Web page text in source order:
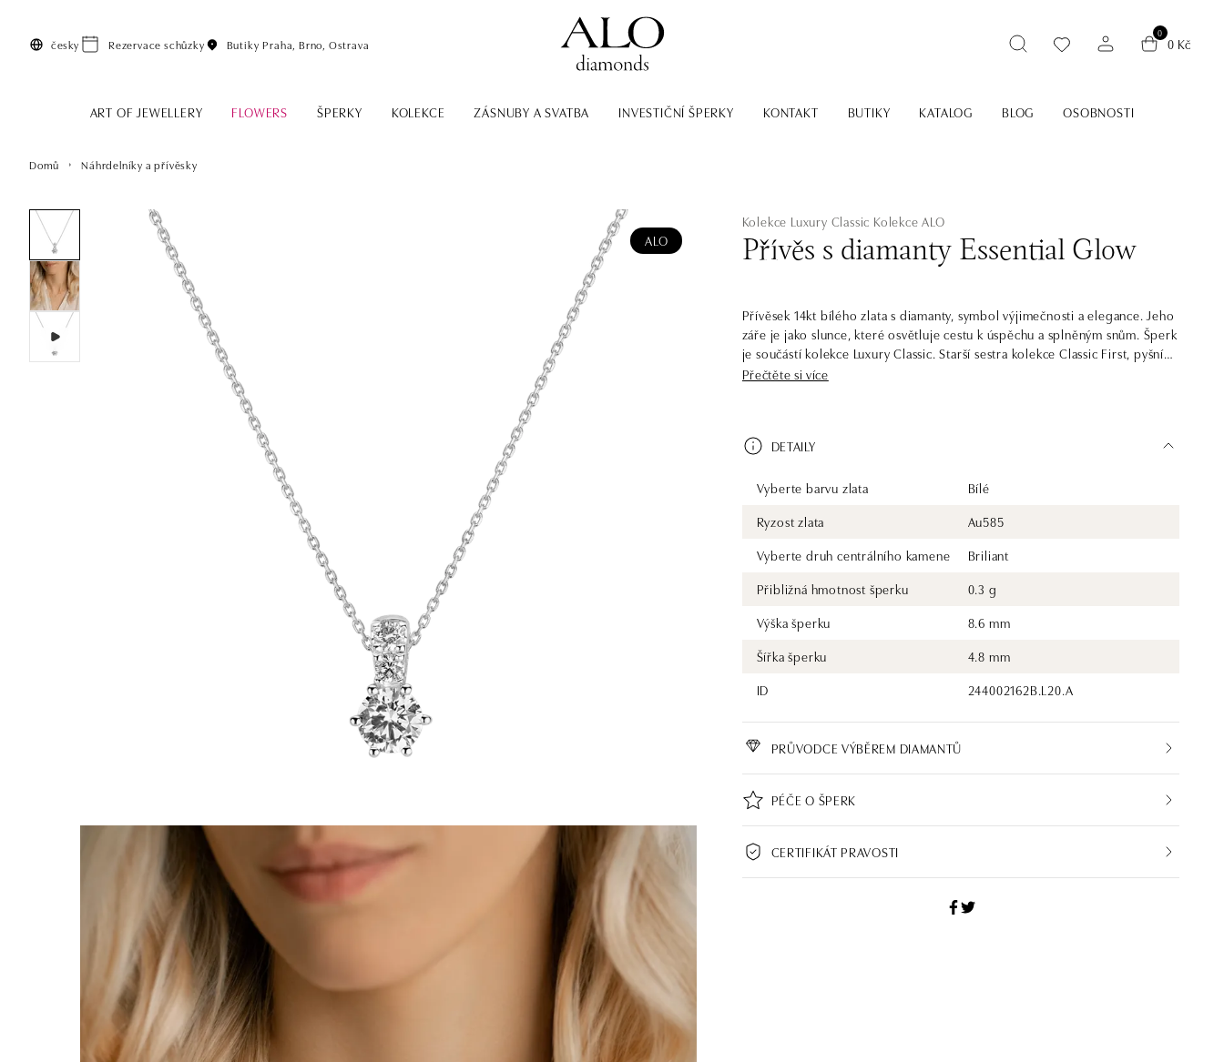
česky Rezervace schůzky Butiky Praha, Brno, Ostrava
0
0 Kč
ART OF JEWELLERY FLOWERS ŠPERKY KOLEKCE ZÁSNUBY A SVATBA INVESTIČNÍ ŠPERKY KONTAKT BUTIKY KATALOG BLOG OSOBNOSTI
Domů Náhrdelníky a přívěsky
ALO
Kolekce Luxury Classic Kolekce ALO
Přívěs s diamanty Essential Glow
Přívěsek 14kt bílého zlata s diamanty, symbol výjimečnosti a elegance. Jeho
záře je jako slunce, které osvětluje cestu k úspěchu a splněným snům. Šperk
je součástí kolekce Luxury Classic. Starší sestra kolekce Classic First, pyšnící
se ještě oslnivějším třpytem. Luxury Classic dává hlavní slovo centrálním
každý. Společnost ALO diamonds vyrábí v Čechách šperky z diamantů a
opatřen certifikátem pravosti a dodán v luxusním balení. Ať už vybíráte
pouze šperk, ale také chytrou investici. Přívěsek je dodáván bez řetízku.
Přečtěte si více
DETAILY
Vyberte barvu zlata
Bílé
Ryzost zlata
Au585
Vyberte druh centrálního kamene
Briliant
Přibližná hmotnost šperku
0.3 g
Výška šperku
8.6 mm
Šířka šperku
4.8 mm
ID
244002162B.L20.A
PRŮVODCE VÝBĚREM DIAMANTŮ
PÉČE O ŠPERK
CERTIFIKÁT PRAVOSTI